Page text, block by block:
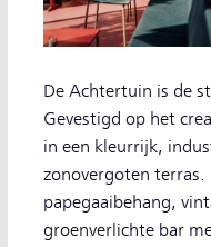
De Achtertuin is de
Gevestigd op het
in een kleurrijk,
zonovergoten terras.
papegaaibehang,
groenverlichte bar